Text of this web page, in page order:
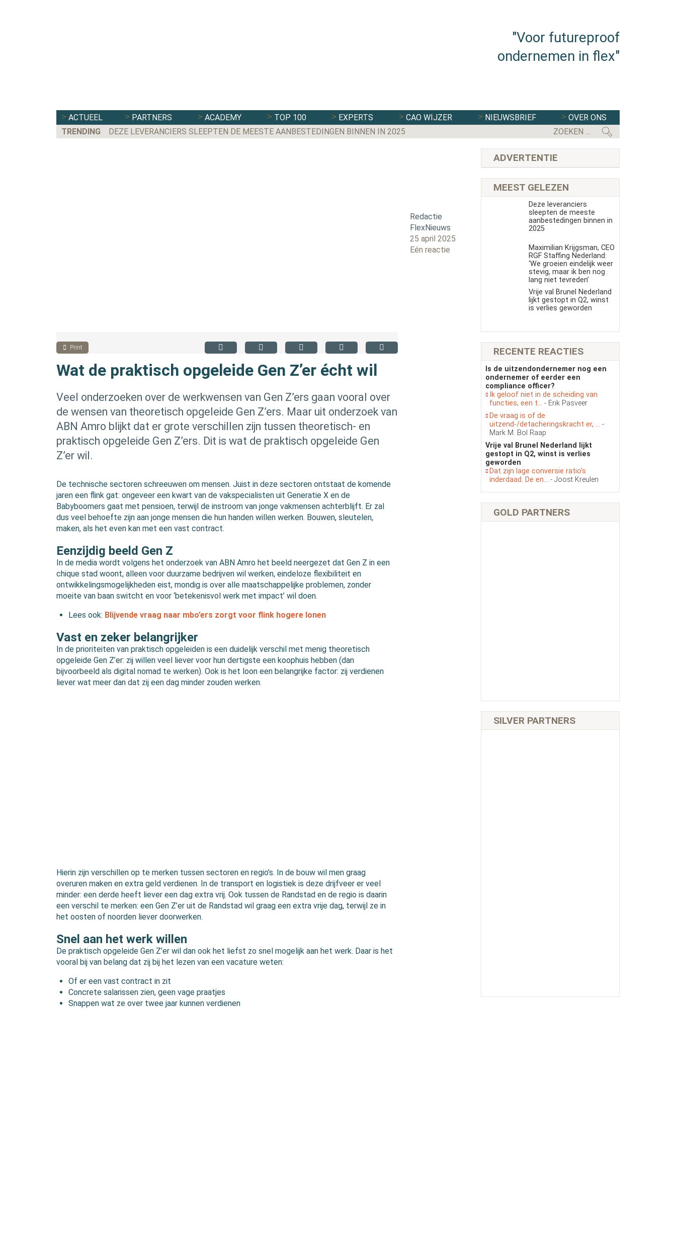
"Voor futureproof
ondernemen in flex"
ACTUEEL PARTNERS ACADEMY TOP 100 EXPERTS CAO WIJZER NIEUWSBRIEF
OVER ONS
TRENDING
DEZE LEVERANCIERS SLEEPTEN DE MEESTE AANBESTEDINGEN BINNEN IN 2025 FLEXBRANCHE WACHT
Redactie
FlexNieuws
25 april 2025
Eén reactie
Print
Wat de praktisch opgeleide Gen Z’er écht wil
Veel onderzoeken over de werkwensen van Gen Z’ers gaan vooral over
de wensen van theoretisch opgeleide Gen Z’ers. Maar uit onderzoek van
ABN Amro blijkt dat er grote verschillen zijn tussen theoretisch- en
praktisch opgeleide Gen Z’ers. Dit is wat de praktisch opgeleide Gen
Z’er wil.
De technische sectoren schreeuwen om mensen. Juist in deze sectoren ontstaat de komende
jaren een flink gat: ongeveer een kwart van de vakspecialisten uit Generatie X en de
Babyboomers gaat met pensioen, terwijl de instroom van jonge vakmensen achterblijft. Er zal
dus veel behoefte zijn aan jonge mensen die hun handen willen werken. Bouwen, sleutelen,
maken, als het even kan met een vast contract.
Eenzijdig beeld Gen Z
In de media wordt volgens het onderzoek van ABN Amro het beeld neergezet dat Gen Z in een
chique stad woont, alleen voor duurzame bedrijven wil werken, eindeloze flexibiliteit en
ontwikkelingsmogelijkheden eist, mondig is over alle maatschappelijke problemen, zonder
moeite van baan switcht en voor ‘betekenisvol werk met impact’ wil doen.
Lees ook: Blijvende vraag naar mbo’ers zorgt voor flink hogere lonen
Vast en zeker belangrijker
In de prioriteiten van praktisch opgeleiden is een duidelijk verschil met menig theoretisch
opgeleide Gen Z’er: zij willen veel liever voor hun dertigste een koophuis hebben (dan
bijvoorbeeld als digital nomad te werken). Ook is het loon een belangrijke factor: zij verdienen
liever wat meer dan dat zij een dag minder zouden werken.
Hierin zijn verschillen op te merken tussen sectoren en regio’s. In de bouw wil men graag
overuren maken en extra geld verdienen. In de transport en logistiek is deze drijfveer er veel
minder: een derde heeft liever een dag extra vrij. Ook tussen de Randstad en de regio is daarin
een verschil te merken: een Gen Z’er uit de Randstad wil graag een extra vrije dag, terwijl ze in
het oosten of noorden liever doorwerken.
Snel aan het werk willen
De praktisch opgeleide Gen Z’er wil dan ook het liefst zo snel mogelijk aan het werk. Daar is het
vooral bij van belang dat zij bij het lezen van een vacature weten:
Of er een vast contract in zit
Concrete salarissen zien, geen vage praatjes
Snappen wat ze over twee jaar kunnen verdienen
ADVERTENTIE
MEEST GELEZEN
Deze leveranciers
sleepten de meeste
aanbestedingen binnen in
2025
Maximilian Krijgsman, CEO
RGF Staffing Nederland:
‘We groeien eindelijk weer
stevig, maar ik ben nog
lang niet tevreden’
Vrije val Brunel Nederland
lijkt gestopt in Q2, winst
is verlies geworden
RECENTE REACTIES
Is de uitzendondernemer nog een
ondernemer of eerder een
compliance officer?
Ik geloof niet in de scheiding van
functies, een t... - Erik Pasveer
De vraag is of de
uitzend-/detacheringskracht er, ... -
Mark M. Bol Raap
Vrije val Brunel Nederland lijkt
gestopt in Q2, winst is verlies
geworden
Dat zijn lage conversie ratio’s
inderdaad. De en... - Joost Kreulen
GOLD PARTNERS
SILVER PARTNERS